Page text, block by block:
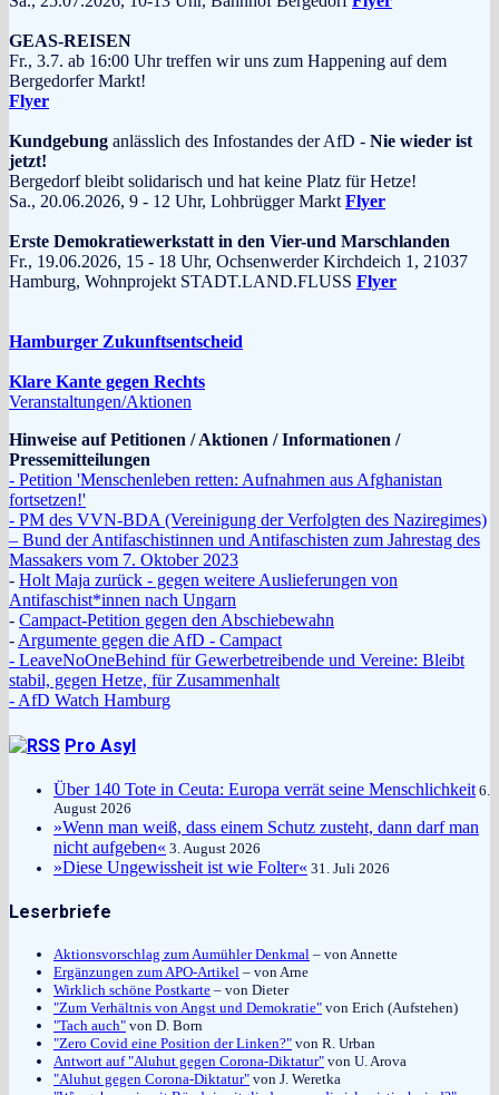
GEAS-REISEN
Fr., 3.7. ab 16:00 Uhr treffen wir uns zum Happening auf dem
Bergedorfer Markt!
Flyer
Kundgebung anlässlich des Infostandes der AfD - Nie wieder ist
jetzt!
Bergedorf bleibt solidarisch und hat keine Platz für Hetze!
Sa., 20.06.2026, 9 - 12 Uhr, Lohbrügger Markt Flyer
Erste Demokratiewerkstatt in den Vier-und Marschlanden
Fr., 19.06.2026, 15 - 18 Uhr, Ochsenwerder Kirchdeich 1, 21037
Hamburg, Wohnprojekt STADT.LAND.FLUSS Flyer
Hamburger Zukunftsentscheid
Klare Kante gegen Rechts
Veranstaltungen/Aktionen
Hinweise auf Petitionen / Aktionen / Informationen /
Pressemitteilungen
- Petition 'Menschenleben retten: Aufnahmen aus Afghanistan
fortsetzen!'
- PM des VVN-BDA (Vereinigung der Verfolgten des Naziregimes)
– Bund der Antifaschistinnen und Antifaschisten zum Jahrestag des
Massakers vom 7. Oktober 2023
- Holt Maja zurück - gegen weitere Auslieferungen von
Antifaschist*innen nach Ungarn
- Campact-Petition gegen den Abschiebewahn
- Argumente gegen die AfD - Campact
- LeaveNoOneBehind für Gewerbetreibende und Vereine: Bleibt
stabil, gegen Hetze, für Zusammenhalt
- AfD Watch Hamburg
Pro Asyl
Über 140 Tote in Ceuta: Europa verrät seine Menschlichkeit 6.
August 2026
»Wenn man weiß, dass einem Schutz zusteht, dann darf man
nicht aufgeben« 3. August 2026
»Diese Ungewissheit ist wie Folter« 31. Juli 2026
Leserbriefe
Aktionsvorschlag zum Aumühler Denkmal – von Annette
Ergänzungen zum APO-Artikel – von Arne
Wirklich schöne Postkarte – von Dieter
"Zum Verhältnis von Angst und Demokratie" von Erich (Aufstehen)
"Tach auch" von D. Born
"Zero Covid eine Position der Linken?" von R. Urban
Antwort auf "Aluhut gegen Corona-Diktatur" von U. Arova
"Aluhut gegen Corona-Diktatur" von J. Weretka